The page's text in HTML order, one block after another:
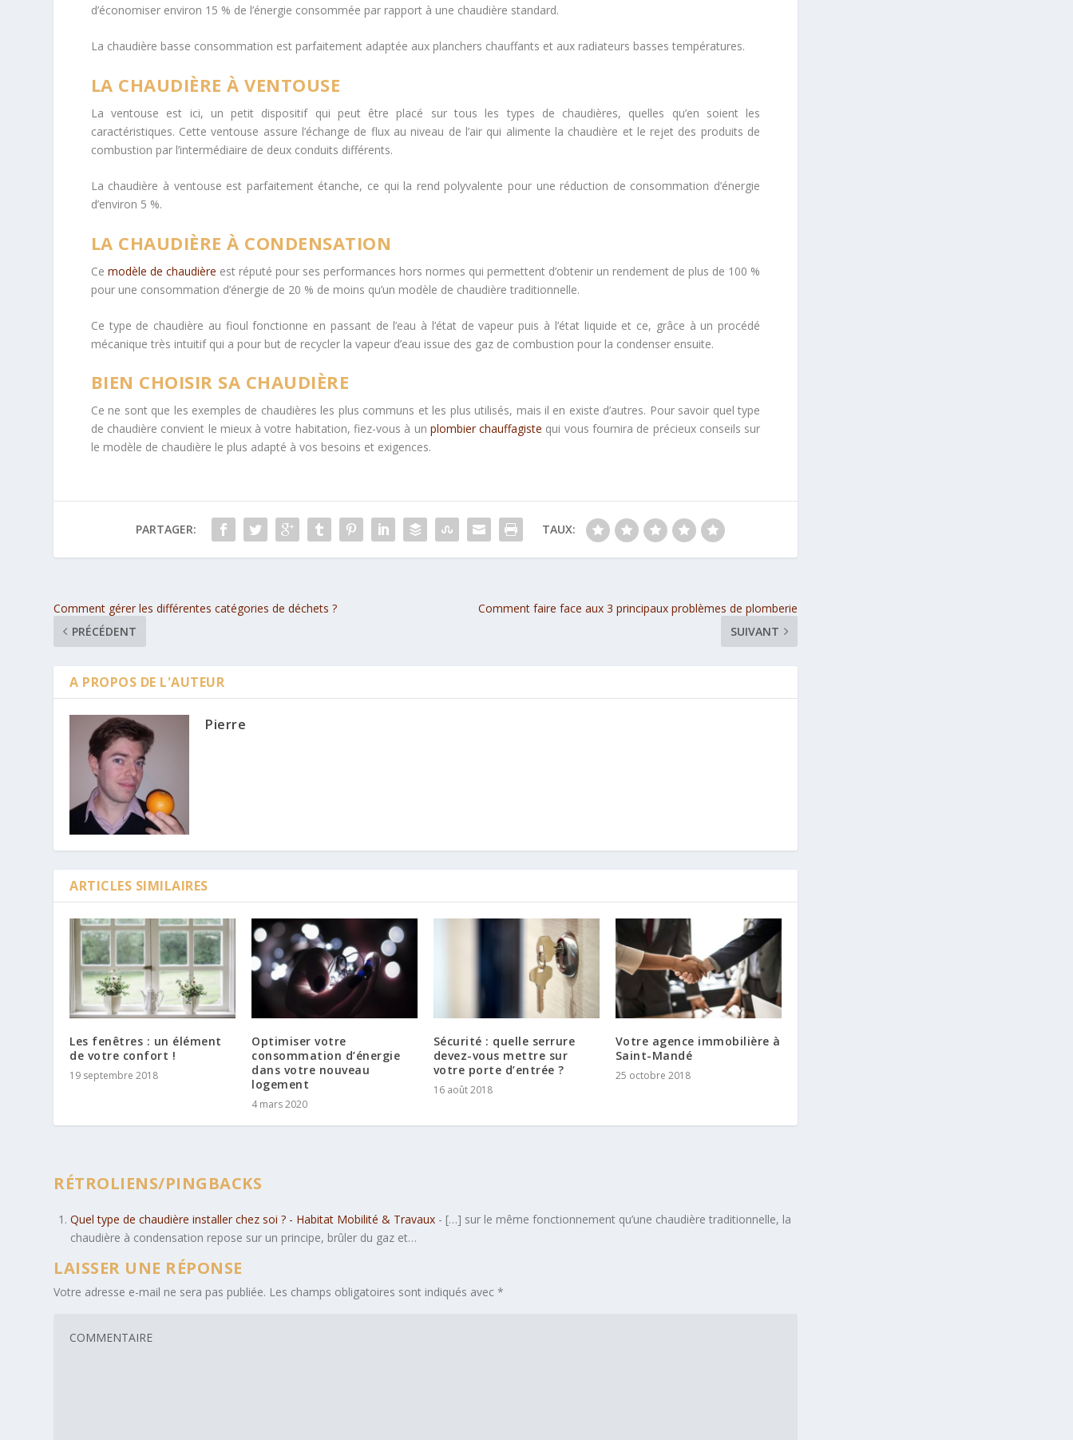
d’économiser environ 15 % de l’énergie consommée par rapport à une chaudière standard.
La chaudière basse consommation est parfaitement adaptée aux planchers chauffants et aux radiateurs basses températures.
LA CHAUDIÈRE À VENTOUSE
La ventouse est ici, un petit dispositif qui peut être placé sur tous les types de chaudières, quelles qu’en soient les
caractéristiques. Cette ventouse assure l’échange de flux au niveau de l’air qui alimente la chaudière et le rejet des produits de
combustion par l’intermédiaire de deux conduits différents.
La chaudière à ventouse est parfaitement étanche, ce qui la rend polyvalente pour une réduction de consommation d’énergie
d’environ 5 %.
LA CHAUDIÈRE À CONDENSATION
Ce modèle de chaudière est réputé pour ses performances hors normes qui permettent d’obtenir un rendement de plus de 100 %
pour une consommation d’énergie de 20 % de moins qu’un modèle de chaudière traditionnelle.
Ce type de chaudière au fioul fonctionne en passant de l’eau à l’état de vapeur puis à l’état liquide et ce, grâce à un procédé
mécanique très intuitif qui a pour but de recycler la vapeur d’eau issue des gaz de combustion pour la condenser ensuite.
BIEN CHOISIR SA CHAUDIÈRE
Ce ne sont que les exemples de chaudières les plus communs et les plus utilisés, mais il en existe d’autres. Pour savoir quel type
de chaudière convient le mieux à votre habitation, fiez-vous à un plombier chauffagiste qui vous fournira de précieux conseils sur
le modèle de chaudière le plus adapté à vos besoins et exigences.
PARTAGER: TAUX:
Comment gérer les différentes catégories de déchets ?
PRÉCÉDENT
Comment faire face aux 3 principaux problèmes de plomberie
SUIVANT
A PROPOS DE L'AUTEUR
Pierre
ARTICLES SIMILAIRES
Les fenêtres : un élément
de votre confort !
19 septembre 2018
Optimiser votre
consommation d’énergie
dans votre nouveau
logement
4 mars 2020
Sécurité : quelle serrure
devez-vous mettre sur
votre porte d’entrée ?
16 août 2018
Votre agence immobilière à
Saint-Mandé
25 octobre 2018
RÉTROLIENS/PINGBACKS
Quel type de chaudière installer chez soi ? - Habitat Mobilité & Travaux - […] sur le même fonctionnement qu’une chaudière traditionnelle, la
chaudière à condensation repose sur un principe, brûler du gaz et…
LAISSER UNE RÉPONSE
Votre adresse e-mail ne sera pas publiée. Les champs obligatoires sont indiqués avec*